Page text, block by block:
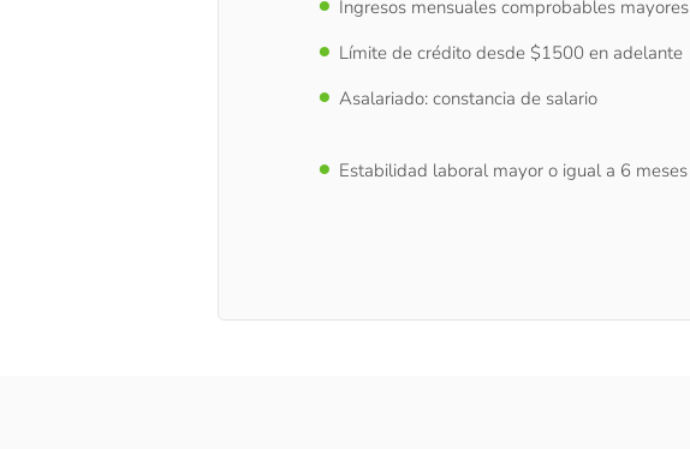
Ingresos mensuales comprobables
Límite de crédito desde $1500 en adelante
Asalariado: constancia de salario
Estabilidad laboral mayor o igual a 6 meses